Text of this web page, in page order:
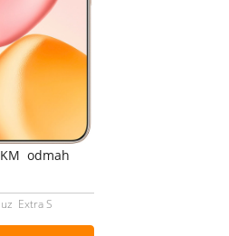
KM odmah
uz Extra S